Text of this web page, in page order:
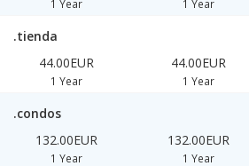
1 Year 1 Year
.tienda
44.00EUR
1 Year
44.00EUR
1 Year
.condos
132.00EUR
1 Year
132.00EUR
1 Year